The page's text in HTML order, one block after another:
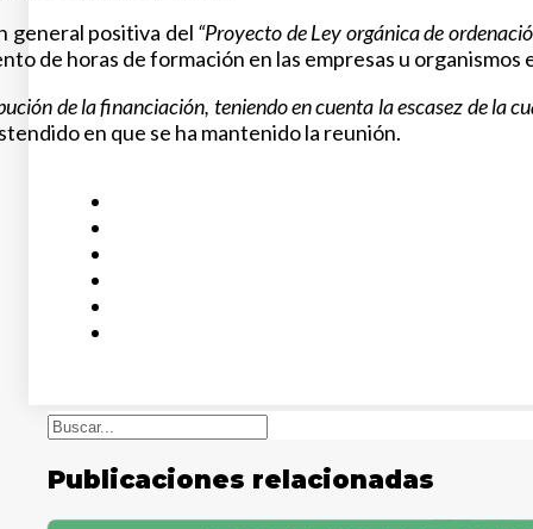
general positiva del “Proyecto de Ley orgánica de
de horas de formación en las empresas u
de la financiación, teniendo en cuenta la escasez de
en que se ha mantenido la reunión.
Buscar
Publicaciones relacionadas